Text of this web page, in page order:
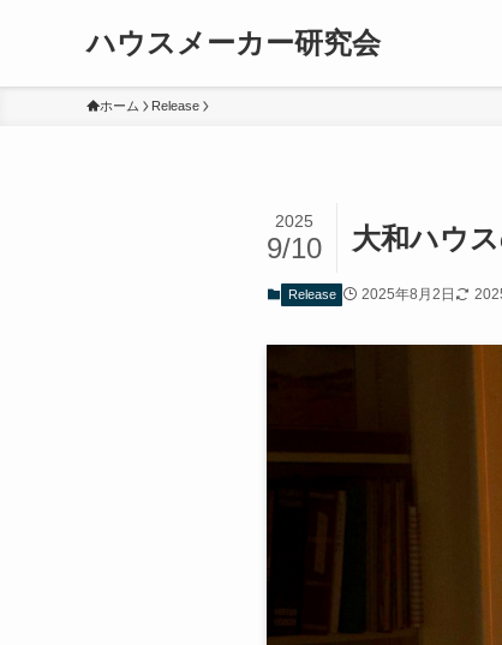
ハウスメーカー研究会
ホーム Release
大和ハウ
2025
9/10
Release 2025年8月2日